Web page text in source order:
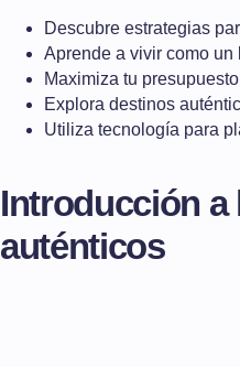
Descubre estrategias
Aprende a vivir como
Maximiza tu
Explora destinos
Utiliza tecnología para
Introducción a
auténticos